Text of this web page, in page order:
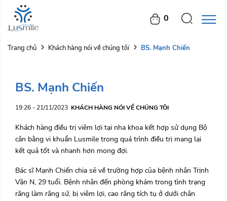
0
Trang chủ Khách hàng nói về chúng tôi BS. Mạnh Chiến
BS. Mạnh Chiến
19:26 - 21/11/2023 KHÁCH HÀNG NÓI VỀ CHÚNG TÔI
Khách hàng điều trị viêm lợi tại nha khoa kết hợp sử dụng Bộ
cân bằng vi khuẩn Lusmile trong quá trình điều trị mang lại
kết quả tốt và nhanh hơn mong đợi.
Bác sĩ Mạnh Chiến chia sẻ về trường hợp của bệnh nhân Trịnh
Văn N, 29 tuổi. Bệnh nhân đến phòng khám trong tình trạng
răng làm răng sứ, bị viêm lợi, cao răng tích tụ ở dưới chân